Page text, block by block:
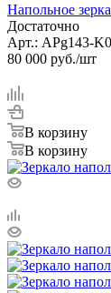
Напольное
Достаточно
Арт.: APg143-
80 000 руб./шт
В корзину
В корзину